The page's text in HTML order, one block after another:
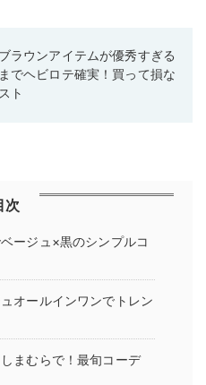
ラウンアイテムが優秀すぎる
でヘビロテ確実！買って損な
ト
次
ージュ×黒のシンプルコ
オールインワンでトレン
まむらで！最旬コーデ